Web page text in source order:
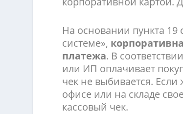
На основании пункта
системе»,
платежа. В
или ИП оплачивает
чек не выбивается.
офисе или на складе
кассовый чек.